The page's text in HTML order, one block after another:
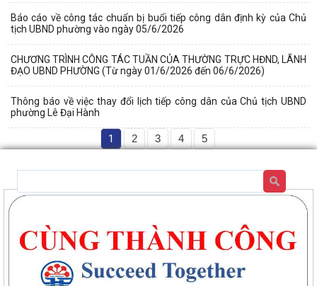
Báo cáo về công tác chuẩn bị buổi tiếp công dân định kỳ của Chủ
tịch UBND phường vào ngày 05/6/2026
CHƯƠNG TRÌNH CÔNG TÁC TUẦN CỦA THƯỜNG TRỰC HĐND, LÃNH
ĐẠO UBND PHƯỜNG (Từ ngày 01/6/2026 đến 06/6/2026)
Thông báo về việc thay đổi lịch tiếp công dân của Chủ tịch UBND
phường Lê Đại Hành
1 2 3 4 5